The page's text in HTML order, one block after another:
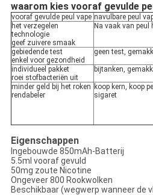
waarom kies vooraf gevulde
vooraf gevulde peul vape navulbare peul
het verzegelen
technologie
geef zuivere smaak
Na vaak van
gebiedende test
enkel voor gezondheid
geen test,
individueel pakket
roei stofbacteriën uit
bijtanken,
minder geld bij het roken
rendabeler
koop kern, koop
sigaret
Eigenschappen
Ingebouwde 850mAh-Batterij
5.5ml vooraf gevuld
50mg zoute Nicotine
Ongeveer 800 Rookwolken
Beschikbaar (wegwerp wanneer de